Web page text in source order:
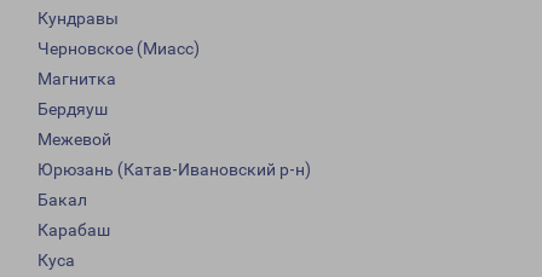
Кундравы
Черновское (Миасс)
Магнитка
Бердяуш
Межевой
Юрюзань (Катав-Ивановский р-н)
Бакал
Карабаш
Куса